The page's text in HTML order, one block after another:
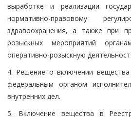
выработке и реализации
нормативно-правовому
здравоохранения, а также при
розыскных мероприятий
оперативно-розыскную
4. Решение о включении
федеральным органом
внутренних дел.
5. Включение вещества в